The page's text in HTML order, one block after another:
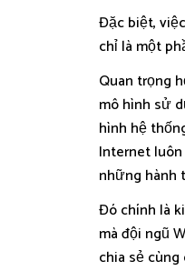
Đặc biệt,
chỉ là một
Quan trọng
mô hình sử
hình hệ
Internet
những hành
Đó chính là
mà đội ngũ
chia sẻ cùng